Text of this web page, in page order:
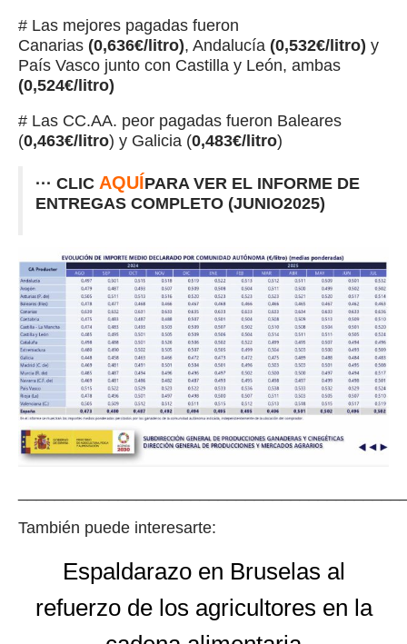
# Las mejores pagadas fueron
Canarias (0,636€/litro), Andalucía (0,532€/litro) y
País Vasco junto con Castilla y León, ambas
(0,524€/litro)
# Las CC.AA. peor pagadas fueron Baleares
(0,463€/litro) y Galicia (0,483€/litro)
··· CLIC AQUÍPARA VER EL INFORME DE
ENTREGAS COMPLETO (JUNIO2025)
También puede interesarte:
Espaldarazo en Bruselas al
refuerzo de los agricultores en la